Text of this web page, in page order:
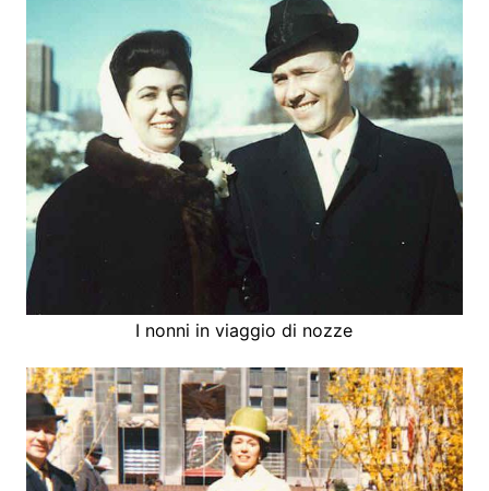
I nonni in viaggio di nozze